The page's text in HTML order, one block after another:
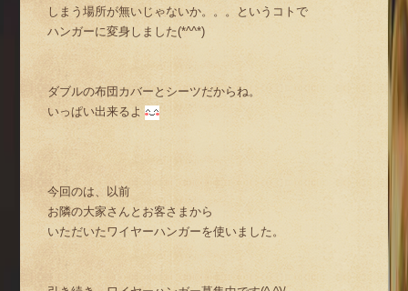
しまう場所が無いじゃないか。。。というコトで
ハンガーに変身しました(*^^*)
ダブルの布団カバーとシーツだからね。
いっぱい出来るよ
今回のは、以前
お隣の大家さんとお客さまから
いただいたワイヤーハンガーを使いました。